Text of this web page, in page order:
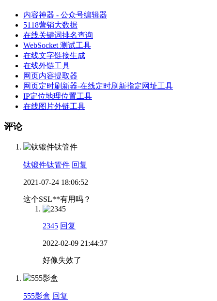
内容神器 - 公众号编辑器
5118营销大数据
在线关键词排名查询
WebSocket 测试工具
在线文字链接生成
在线外链工具
网页内容提取器
网页定时刷新器-在线定时刷新指定网址工具
IP定位地理位置工具
在线图片外链工具
评论
钛锻件钛管件 回复
2021-07-24 18:06:52
这个SSL**有用吗？
2345 回复
2022-02-09 21:44:37
好像失效了
555影盒 回复